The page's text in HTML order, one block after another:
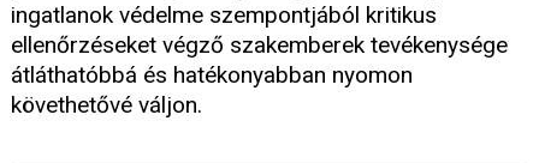
ingatlanok védelme szempontjából kritikus
ellenőrzéseket végző szakemberek tevékenysége
átláthatóbbá és hatékonyabban nyomon
követhetővé váljon.